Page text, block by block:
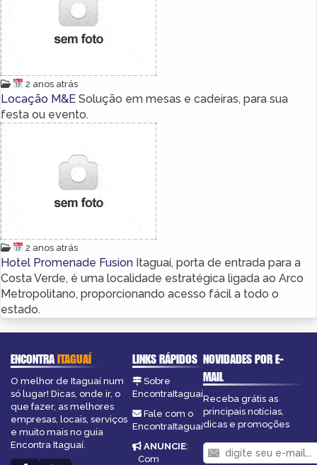
2 anos atrás
Locação M&E Solução em mesas e cadeiras, para sua
festa ou evento.
2 anos atrás
Hotel Promenade Fusion Itaguaí, porta de entrada para a
Costa Verde, é uma localidade estratégica ligada ao Arco
Metropolitano, proporcionando acesso fácil a todo o
estado.
ENCONTRAITAGUAÍ
O melhor de Itaguaí num
só lugar! Dicas, onde ir, o
que fazer, as melhores
empresas, locais, serviços
e muito mais no guia
Encontra Itaguaí.
LINKS RÁPIDOS
Sobre
EncontraItaguaí
Fale com o
EncontraItaguaí
ANUNCIE:
Com
NOVIDADES POR E-
MAIL
Receba grátis as
principais notícias,
dicas e promoções